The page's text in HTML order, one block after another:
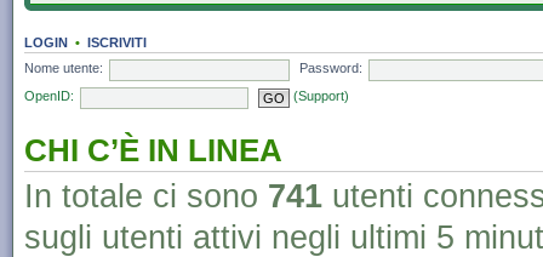
LOGIN • ISCRIVITI
Nome utente:
Password:
OpenID:
(Support)
CHI C’È IN LINEA
In totale ci sono 741 utenti
sugli utenti attivi negli ultimi 5